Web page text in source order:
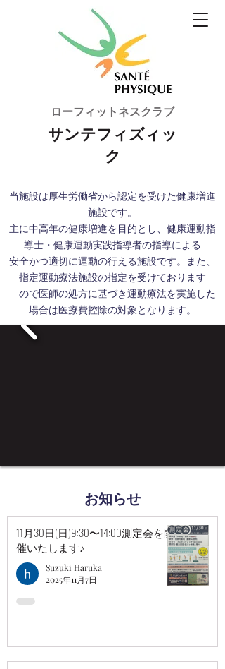
ローフィットネスクラブ
サンテフィズィッ
ク
当施設は厚生労働省から認定を受けた健康増進
施設です。
主に中高年の健康増進を目的とし、健康運動指
導士・健康運動実践指導者の指導による
安全かつ適切に運動の行える施設です。また、
指定運動療法施設の指定を受けております
ので医師の処方に基づき運動療法を実施した
場合は医療費控除の対象となります。
お知らせ
11月30日(日)9:30〜14:00測定会を開
催いたします♪
Suzuki Haruka
2025年11月7日